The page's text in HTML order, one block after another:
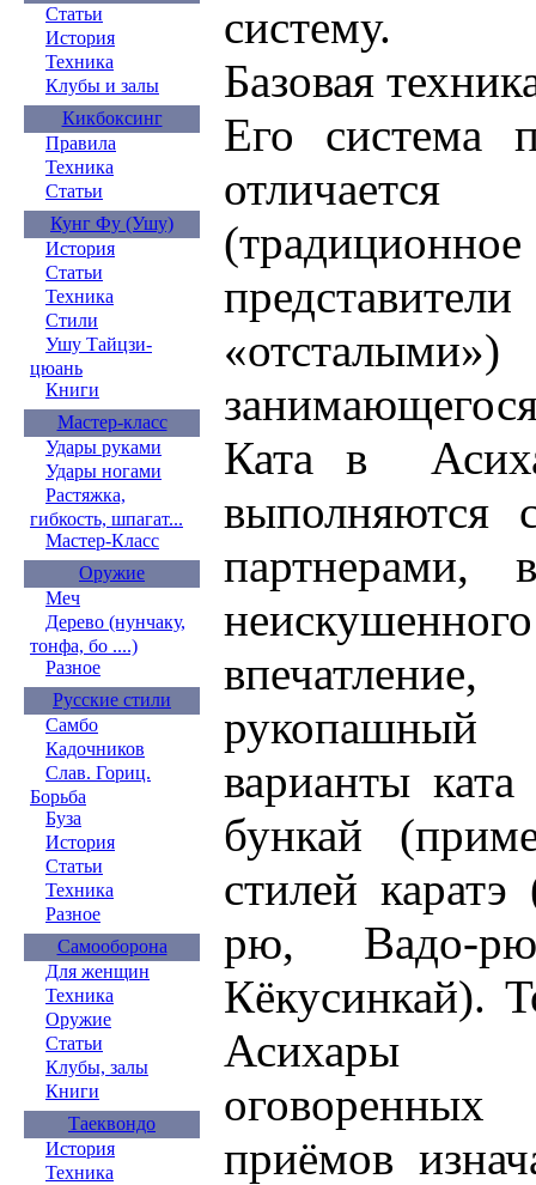
Статьи
История
Техника
Клубы и залы
Кикбоксинг
Правила
Техника
Статьи
Кунг Фу (Ушу)
История
Статьи
Техника
Стили
Ушу Тайцзи-
цюань
Книги
Мастер-класс
Удары руками
Удары ногами
Растяжка,
гибкость, шпагат...
Мастер-Класс
Оружие
Меч
Дерево (нунчаку,
тонфа, бо ....)
Разное
Русские стили
Самбо
Кадочников
Слав. Гориц.
Борьба
Буза
История
Статьи
Техника
Разное
Самооборона
Для женщин
Техника
Оружие
Статьи
Клубы, залы
Книги
Таеквондо
История
Техника
систему.
Базовая
Его система
Ката в
выполняются
варианты
бункай
стилей
рю, Вадо-
Кёкусинкай).
Асихары
приёмов